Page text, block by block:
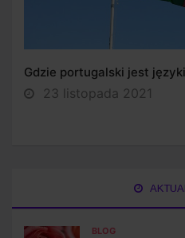
Gdzie portugalski jest
23 listopada 2021
BLOG